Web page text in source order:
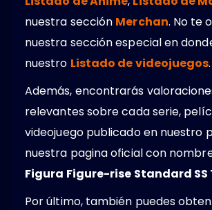
nuestra sección Merchan. No te
nuestra sección especial en
nuestro Listado de videojuegos.
Además, encontrarás
relevantes sobre cada serie,
videojuego publicado en nuestro
nuestra pagina oficial con
Figura Figure-rise Standard SS
Por último, también puedes